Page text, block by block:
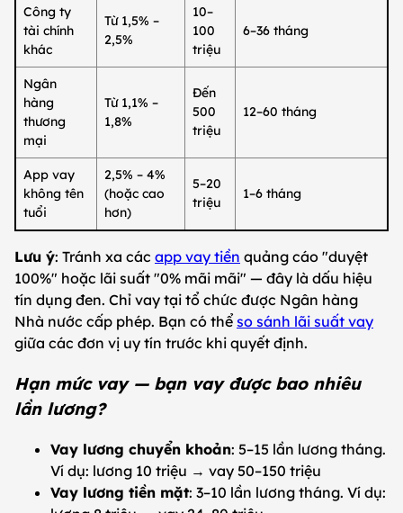
Công ty
tài chính
khác
Từ 1,5% –
2,5%
10–
100
triệu
6–36 tháng
Ngân
hàng
thương
mại
Từ 1,1% –
1,8%
Đến
500
triệu
12–60 tháng
App vay
không tên
tuổi
2,5% – 4%
(hoặc cao
hơn)
5–20
triệu
1–6 tháng
Lưu ý: Tránh xa các app vay tiền quảng cáo "duyệt
100%" hoặc lãi suất "0% mãi mãi" — đây là dấu hiệu
tín dụng đen. Chỉ vay tại tổ chức được Ngân hàng
Nhà nước cấp phép. Bạn có thể so sánh lãi suất vay
giữa các đơn vị uy tín trước khi quyết định.
Hạn mức vay — bạn vay được bao nhiêu
lần lương?
Vay lương chuyển khoản: 5–15 lần lương tháng.
Ví dụ: lương 10 triệu → vay 50–150 triệu
Vay lương tiền mặt: 3–10 lần lương tháng. Ví dụ: